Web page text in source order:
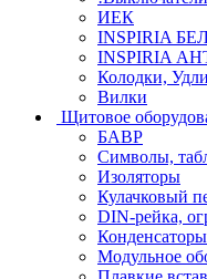
ИЕК
INSPIRIA
INSPIRIA
Колодки,
Вилки
Щитовое
БАВР
Символы,
Изоляторы
Кулачковый
DIN-рейка,
Модульное